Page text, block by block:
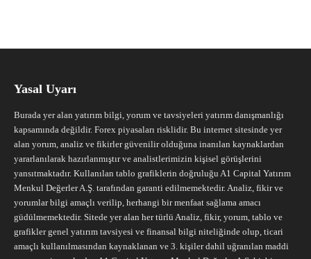
Yasal Uyarı
Burada yer alan yatırım bilgi, yorum ve tavsiyeleri yatırım danışmanlığı
kapsamında değildir. Forex piyasaları risklidir. Bu internet sitesinde yer
alan yorum, analiz ve fikirler güvenilir olduğuna inanılan kaynaklardan
yararlanılarak hazırlanmıştır ve analistlerimizin kişisel görüşlerini
yansıtmaktadır. Kullanılan tablo grafiklerin doğruluğu A1 Capital Yatırım
Menkul Değerler A.Ş. tarafından garanti edilmemektedir. Analiz, fikir ve
yorumlar bilgi amaçlı verilip, herhangi bir menfaat sağlama amacı
güdülmemektedir. Sitede yer alan her türlü Analiz, fikir, yorum, tablo ve
grafikler genel yatırım tavsiyesi ve finansal bilgi niteliğinde olup, ticari
amaçlı kullanılmasından kaynaklanan ve 3. kişiler dahil uğranılan maddi